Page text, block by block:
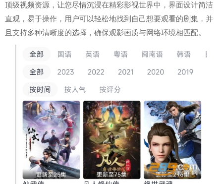
顶级视频资源，让您尽情沉浸在精彩影视世界中，界面设计简洁
直观，易于操作，用户可以轻松地找到自己想要观看的剧集，并
且支持多种清晰度的选择，确保观影画质与网络环境相匹配。